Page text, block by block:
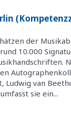
der
10.000
Ludwig van
sie ein...